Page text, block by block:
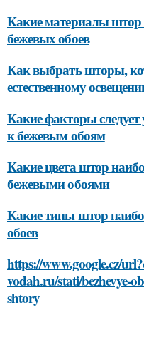
Какие материалы штор
бежевых обоев
Как выбрать шторы,
естественному
Какие факторы
к бежевым обоям
Какие цвета штор
бежевыми обоями
Какие типы штор
обоев
https://www.google.cz/
vodah.ru/stati/bezhevye-
shtory